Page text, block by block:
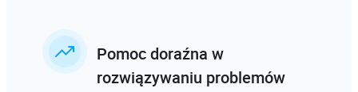
Pomoc doraźna w
rozwiązywaniu problemów